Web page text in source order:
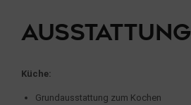
Ausstattung
Küche:
Grundausstattung zum Kochen